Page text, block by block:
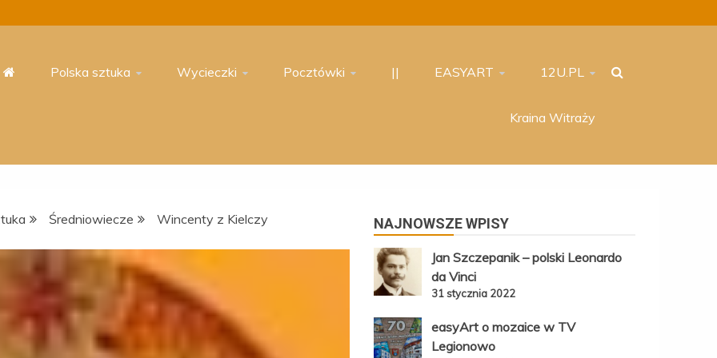
Polska sztuka Wycieczki Pocztówki || EASYART 12U.PL
Kraina Witraży
Średniowiecze Wincenty z Kielczy NAJNOWSZE WPISY
Jan Szczepanik – polski Leonardo
da Vinci
31 stycznia 2022
easyArt o mozaice w TV
Legionowo